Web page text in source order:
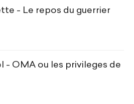
- Le repos du guerrier
- OMA ou les privileges de